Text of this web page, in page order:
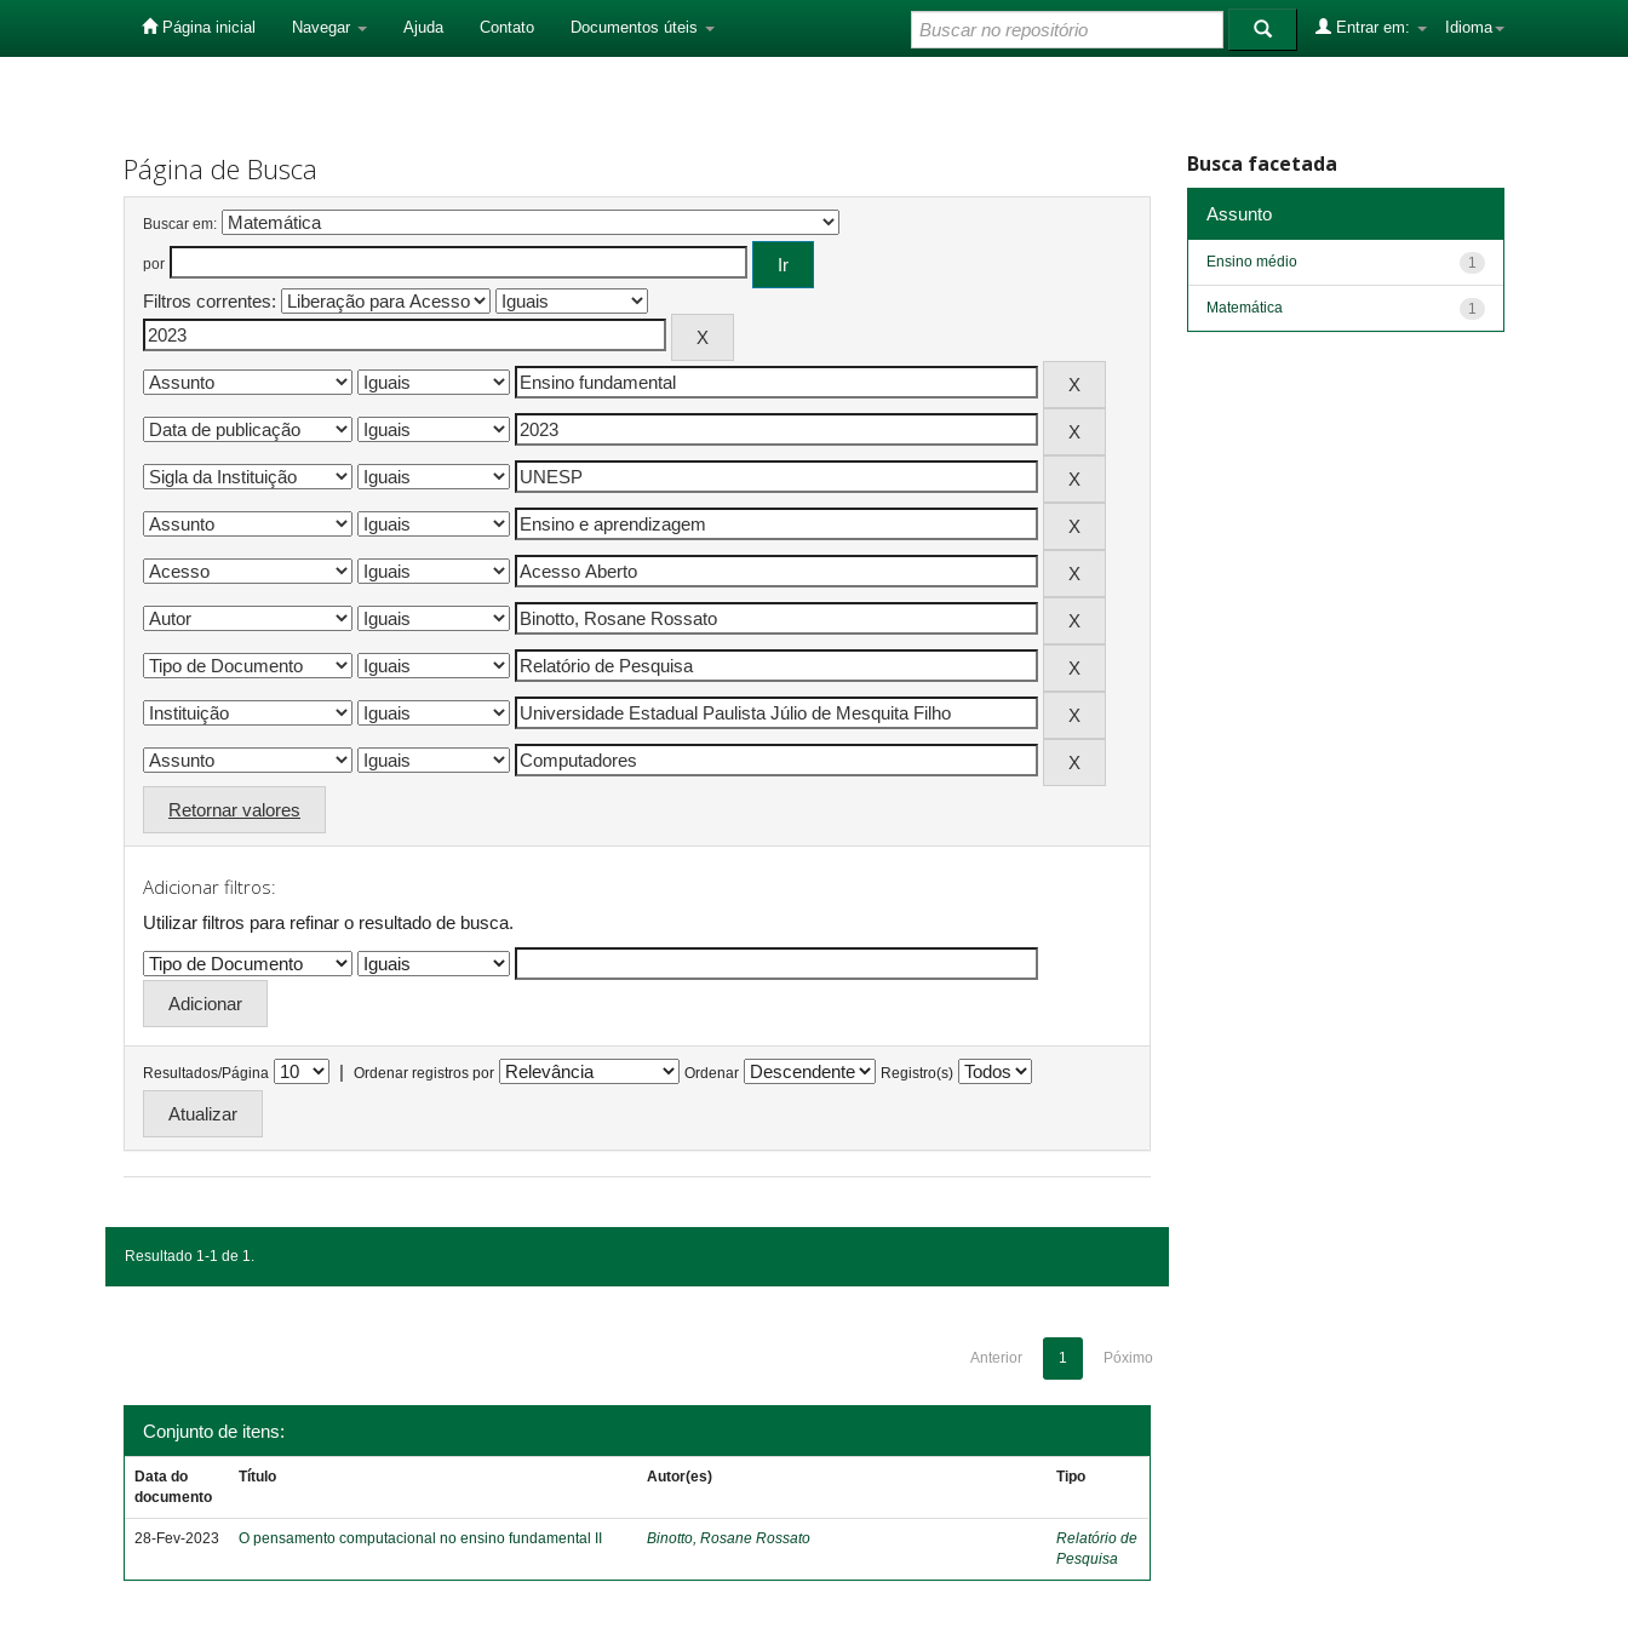
Página inicial Navegar Ajuda Contato Documentos úteis Idioma
Entrar em:
Página de Busca
Buscar em:
por
Filtros correntes:
Retornar valores
Adicionar filtros:
Utilizar filtros para refinar o resultado de busca.
Resultados/Página | Ordenar registros por Ordenar Registro(s)
Resultado 1-1 de 1.
Anterior 1 Póximo
Conjunto de itens:
Data do
documento
Título Autor(es) Tipo
28-Fev-2023 O pensamento computacional no ensino fundamental II Binotto, Rosane Rossato
Relatório de
Pesquisa
Busca facetada
Assunto
1
Ensino médio
1
Matemática